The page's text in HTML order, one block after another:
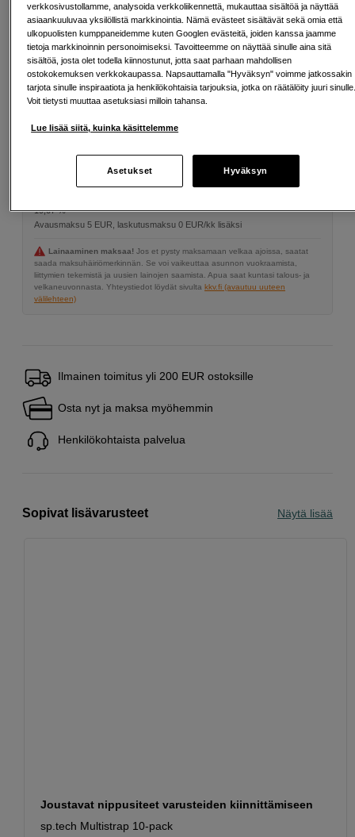
1TB
199 EUR
Määrä
Maksa Svea-erämaksulla
19,07 %
Avausmaksu 5 EUR, laskutusmaksu 0 EUR/kk lisäksi
Lainaaminen maksaa! Jos et pysty maksamaan velkaa ajoissa, saatat
saada maksuhäiriömerkinnän. Se voi vaikeuttaa asunnon vuokraamista,
liittymien tekemistä ja uusien lainojen saamista. Apua saat kuntasi talous- ja
velkaneuvonnasta. Yhteystiedot löydät sivulta kkv.fi (avautuu uuteen
välilehteen)
Ilmainen toimitus yli 200 EUR ostoksille
Osta nyt ja maksa myöhemmin
Henkilökohtaista palvelua
Sopivat lisävarusteet Näytä lisää
Joustavat nippusiteet varusteiden kiinnittämiseen
sp.tech Multistrap 10-pack
verkkosivustollamme, analysoida verkkoliikennettä, mukauttaa sisältöä ja näyttää
asiaankuuluvaa yksilöllistä markkinointia. Nämä evästeet sisältävät sekä omia että
ulkopuolisten kumppaneidemme kuten Googlen evästeitä, joiden kanssa jaamme
tietoja markkinoinnin personoimiseksi. Tavoitteemme on näyttää sinulle aina sitä
sisältöä, josta olet todella kiinnostunut, jotta saat parhaan mahdollisen
ostokokemuksen verkkokaupassa. Napsauttamalla "Hyväksyn" voimme jatkossakin
tarjota sinulle inspiraatiota ja henkilökohtaisia tarjouksia, jotka on räätälöity juuri
Voit tietysti muuttaa asetuksiasi milloin tahansa.
Lue lisää siitä, kuinka käsittelemme
Asetukset Hyväksyn